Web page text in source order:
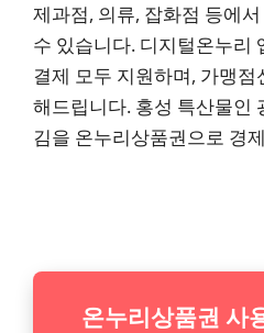
제과점, 의류, 잡화점 등에
수 있습니다. 디지털온누리
결제 모두 지원하며, 가맹
해드립니다. 홍성 특산물인
김을 온누리상품권으로 경
온누리상품권 사